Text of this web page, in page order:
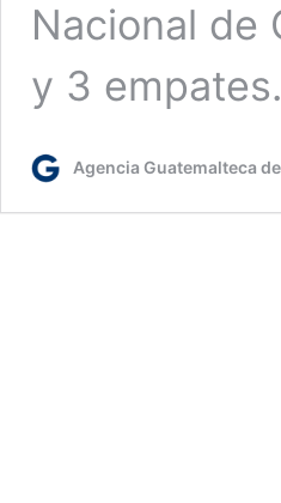
Nacional de
y 3
Agencia Guatemalteca